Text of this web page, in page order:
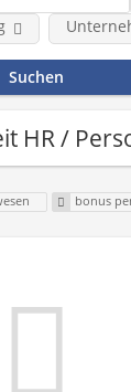
HR /
bonus